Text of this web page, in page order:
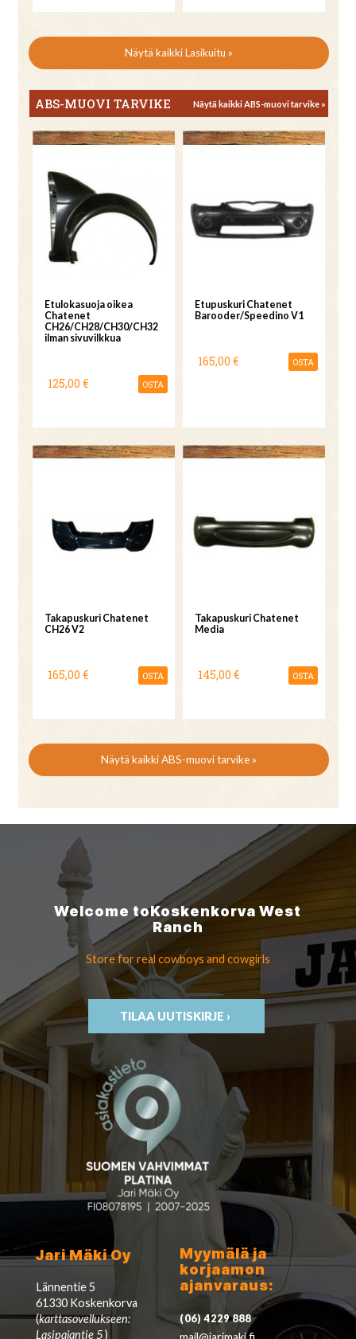
Näytä kaikki Lasikuitu »
ABS-MUOVI TARVIKE Näytä kaikki ABS-muovi tarvike »
Etulokasuoja oikea
Chatenet
CH26/CH28/CH30/CH32
ilman sivuvilkkua
125,00 € OSTA
Etupuskuri Chatenet
Barooder/Speedino V1
165,00 € OSTA
Takapuskuri Chatenet
CH26 V2
165,00 € OSTA
Takapuskuri Chatenet
Media
145,00 € OSTA
Näytä kaikki ABS-muovi tarvike »
Welcome toKoskenkorvaWest
Ranch
Store for real cowboys and cowgirls
TILAA UUTISKIRJE ›
Jari Mäki Oy
Lännentie 5
61330 Koskenkorva
(karttasovellukseen:
Lasipajantie 5)
Myymälä ja
korjaamon
ajanvaraus:
(06) 4229 888